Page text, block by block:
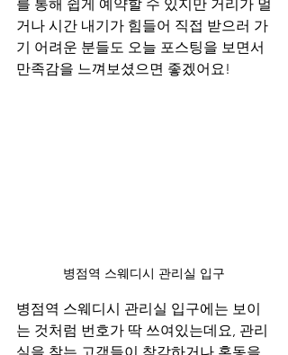
를 통해 쉽게 예약할 수 있지만 거리가 멀
거나 시간 내기가 힘들어 직접 받으러 가
기 어려운 분들도 오늘 포스팅을 보면서
만족감을 느껴보셨으면 좋겠어요!
병점역 스웨디시 관리실 입구
병점역 스웨디시 관리실 입구에는 보이
는 것처럼 번호가 딱 쓰여있는데요, 관리